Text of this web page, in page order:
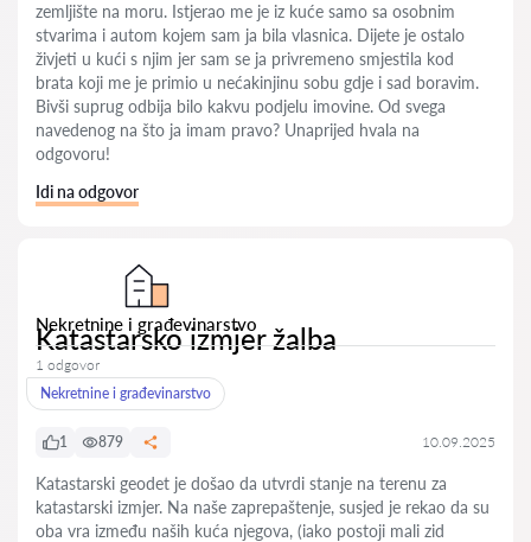
zemljište na moru. Istjerao me je iz kuće samo sa osobnim
stvarima i autom kojem sam ja bila vlasnica. Dijete je ostalo
živjeti u kući s njim jer sam se ja privremeno smjestila kod
brata koji me je primio u nećakinjinu sobu gdje i sad boravim.
Bivši suprug odbija bilo kakvu podjelu imovine. Od svega
navedenog na što ja imam pravo? Unaprijed hvala na
odgovoru!
Idi na odgovor
Nekretnine i građevinarstvo
Katastarsko izmjer žalba
1 odgovor
Nekretnine i građevinarstvo
1 879 10.09.2025
Katastarski geodet je došao da utvrdi stanje na terenu za
katastarski izmjer. Na naše zaprepaštenje, susjed je rekao da su
oba vra između naših kuća njegova, (iako postoji mali zid